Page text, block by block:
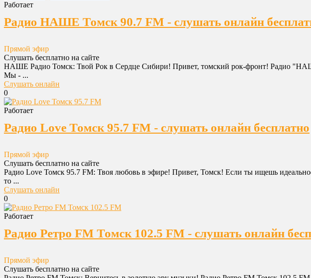
Работает
Радио НАШЕ Томск 90.7 FM - слушать онлайн
Прямой эфир
Слушать бесплатно на сайте
НАШЕ Радио Томск: Твой Рок в Сердце Сибири! Привет, томский рок-фронт! Радио
Мы - ...
Слушать онлайн
0
Работает
Радио Love Томск 95.7 FM - слушать онлайн бесплатно
Прямой эфир
Слушать бесплатно на сайте
Радио Love Томск 95.7 FM: Твоя любовь в эфире! Привет, Томск! Если ты ищешь
то ...
Слушать онлайн
0
Работает
Радио Ретро FM Томск 102.5 FM - слушать онлайн
Прямой эфир
Слушать бесплатно на сайте